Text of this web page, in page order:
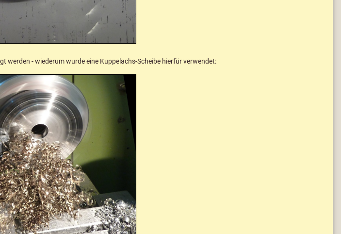
werden - wiederum wurde eine Kuppelachs-Scheibe hierfür verwendet: